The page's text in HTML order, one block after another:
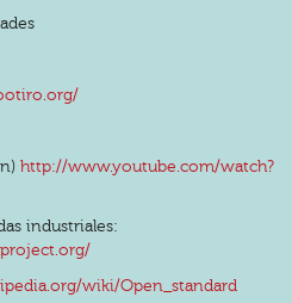
http://www.youtube.com/watch?
industriales:
wiki/Open_standard